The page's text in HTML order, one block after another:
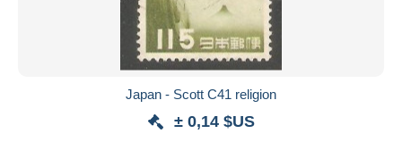
Japan - Scott C41 religion
± 0,14 $US